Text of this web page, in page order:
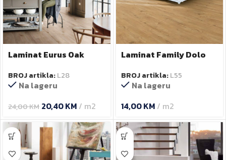
Laminat Eurus Oak
BROJ artikla:L28
Na lageru
24,00KM 20,40KM m2
Laminat Family Dolo
BROJ artikla:L55
Na lageru
14,00KM m2